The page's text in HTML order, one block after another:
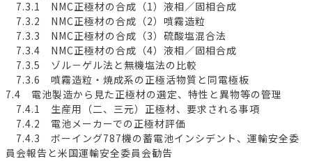
7.3.1 NMC正極材の合成（1）液相／固相合成
7.3.2 NMC正極材の合成（2）噴霧造粒
7.3.3 NMC正極材の合成（3）硫酸塩混合法
7.3.4 NMC正極材の合成（4）液相／固相合成
7.3.5 ゾル－ゲル法と無機塩法の比較
7.3.6 噴霧造粒・焼成系の正極活物質と同電極板
7.4 電池製造から見た正極材の選定、特性と異物等の管理
7.4.1 生産用（二、三元）正極材、要求される事項
7.4.2 電池メーカーでの正極材評価
7.4.3 ボーイング787機の蓄電池インシデント、運輸安全委
員会報告と米国運輸安全委員会勧告